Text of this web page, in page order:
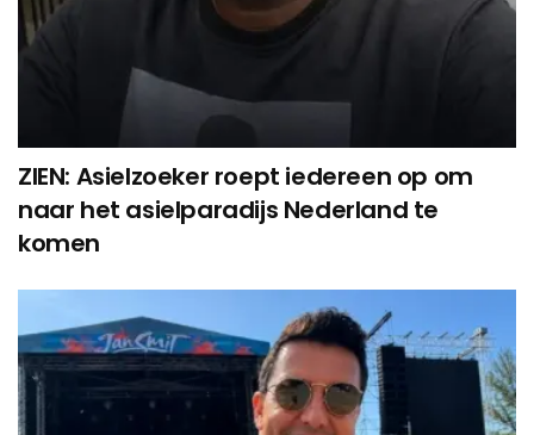
ZIEN: Asielzoeker roept iedereen op om
naar het asielparadijs Nederland te
komen